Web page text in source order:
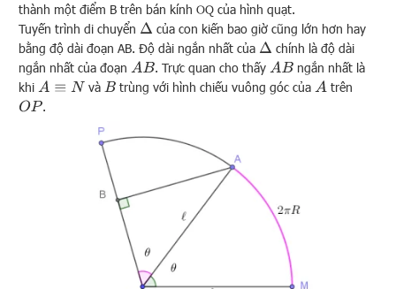
thành một điểm B trên bán kính OQ của hình quạt.
Tuyến trình di chuyển Δ của con kiến bao giờ cũng lớn hơn hay
bằng độ dài đoạn AB. Độ dài ngắn nhất của Δ chính là độ dài
ngắn nhất của đoạn AB . Trực quan cho thấy AB
ngắn nhất là
khi A≡ N và B trùng với hình chiếu vuông góc của A trên
OP .